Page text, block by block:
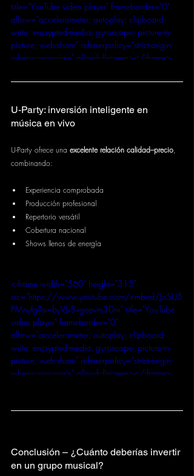
title="YouTube video player" frameborder="0"
allow="accelerometer; autoplay; clipboard-
write; encrypted-media; gyroscope; picture-in-
picture; web-share" referrerpolicy="strict-origin-
when-cross-origin" allowfullscreen></iframe>
U-Party: inversión inteligente en
música en vivo
U-Party ofrece una excelente relación calidad–precio,
combinando:
Experiencia comprobada
Producción profesional
Repertorio versátil
Cobertura nacional
Shows llenos de energía
<iframe width="560" height="315"
src="https://www.youtube.com/embed/JoSU5
PMnyfg?si=byVJvSvgepvm3Drn" title="YouTube
video player" frameborder="0"
allow="accelerometer; autoplay; clipboard-
write; encrypted-media; gyroscope; picture-in-
picture; web-share" referrerpolicy="strict-origin-
when-cross-origin" allowfullscreen></iframe>
Conclusión – ¿Cuánto deberías invertir
en un grupo musical?